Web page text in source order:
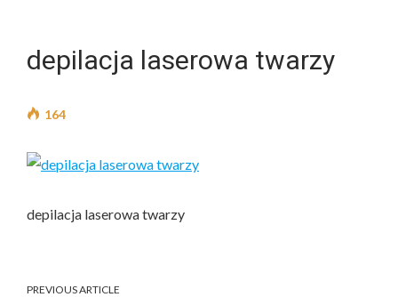
depilacja laserowa twarzy
164
depilacja laserowa twarzy
PREVIOUS ARTICLE